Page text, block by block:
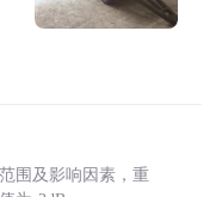
围及影响因素，重